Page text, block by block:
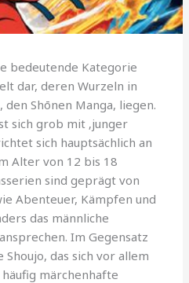
bedeutende Kategorie
dar, deren Wurzeln in
den Shōnen Manga, liegen.
sich grob mit ‚junger
sich hauptsächlich an
Alter von 12 bis 18
sind geprägt von
Abenteuer, Kämpfen und
das männliche
Im Gegensatz
das sich vor allem
märchenhafte